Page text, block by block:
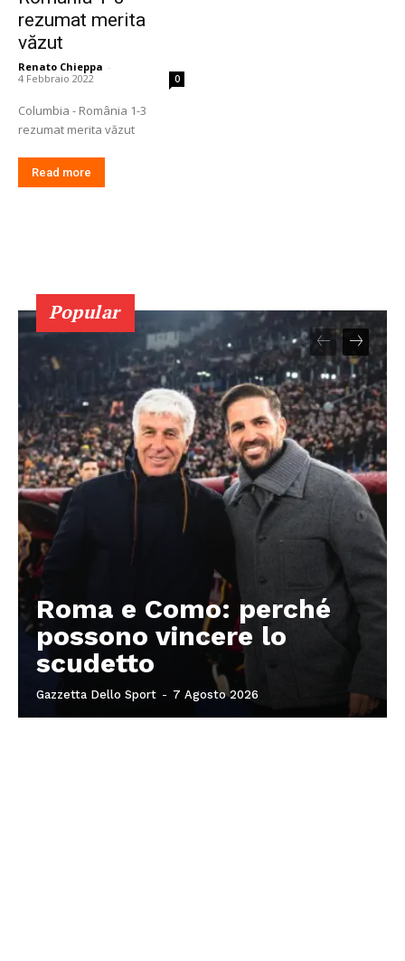
rezumat merita
văzut
Renato Chieppa -
4 Febbraio 2022
0
Columbia - România 1-3
rezumat merita văzut
Read more
Popular
Roma e Como: perché
possono vincere lo
scudetto
Gazzetta Dello Sport - 7 Agosto 2026